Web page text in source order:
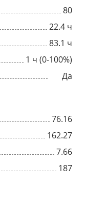
80
22.4 ч
83.1 ч
1 ч (0-100%)
Да
76.16
162.27
7.66
187